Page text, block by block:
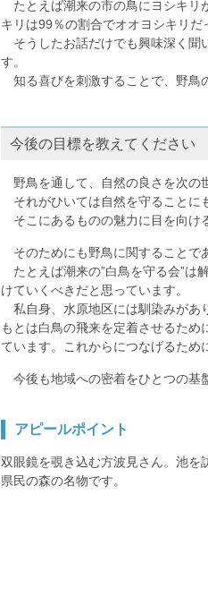
たとえば潮来の市の鳥にヨシキリ
キリは99％の割合でオオヨシキリだ
そうしたお話だけでも興味深く聞
す。
知る喜びを刺激することで、野鳥
今後の目標を教えてください
野鳥を通して、自然の良さを次の
それがひいては自然を守ることに
そこにあるものの魅力に目を向け
そのためにも野鳥に関することで
たとえば潮来の”白鳥を守る会”は
けていくべきだと思っています。
私自身、水原地区には馴染みがあ
もとは白鳥の飛来を定着させるた
ています。これからにつなげるため
今後も地域への密着をひとつの基
アピールポイント
双眼鏡を覗き込む方波見さん。池を
県民の森の名物です。